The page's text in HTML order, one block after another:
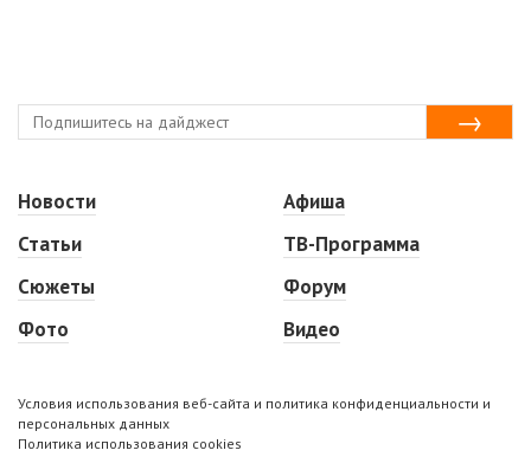
Новости
Статьи
Сюжеты
Фото
Афиша
ТВ-Программа
Форум
Видео
Условия использования веб-сайта и политика конфиденциальности и
персональных данных
Политика использования cookies